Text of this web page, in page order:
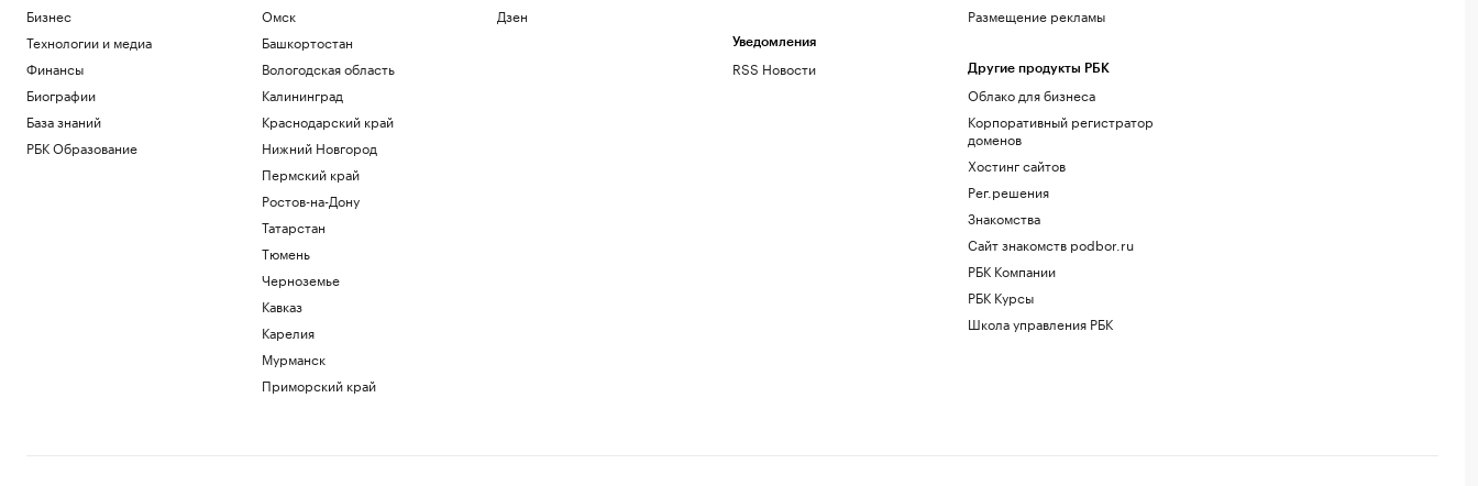
Бизнес
Технологии и медиа
Финансы
Биографии
База знаний
РБК Образование
Омск
Башкортостан
Вологодская область
Калининград
Краснодарский край
Нижний Новгород
Пермский край
Ростов-на-Дону
Татарстан
Тюмень
Черноземье
Кавказ
Карелия
Мурманск
Приморский край
Дзен
Уведомления
RSS Новости
Размещение рекламы
Другие продукты РБК
Облако для бизнеса
Корпоративный регистратор
доменов
Хостинг сайтов
Рег.решения
Знакомства
Сайт знакомств podbor.ru
РБК Компании
РБК Курсы
Школа управления РБК